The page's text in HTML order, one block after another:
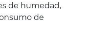
de humedad,
de